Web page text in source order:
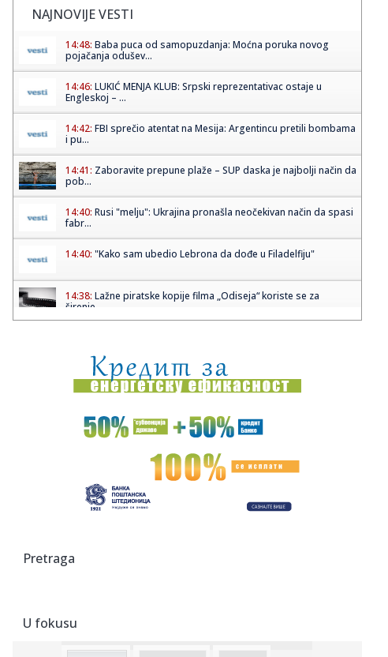
NAJNOVIJE VESTI
14:48: Baba puca od samopuzdanja: Moćna poruka novog
pojačanja odušev...
14:46: LUKIĆ MENJA KLUB: Srpski reprezentativac ostaje u
Engleskoj – ...
14:42: FBI sprečio atentat na Mesija: Argentincu pretili bombama
i pu...
14:41: Zaboravite prepune plaže – SUP daska je najbolji način da
pob...
14:40: Rusi "melju": Ukrajina pronašla neočekivan način da spasi
fabr...
14:40: "Kako sam ubedio Lebrona da dođe u Filadelfiju"
14:38: Lažne piratske kopije filma „Odiseja“ koriste se za
širenje...
14:38:Baba već na promociji "zapalio" navijače: "Ovde sam da
vratim P...
14:35:Poster za film The Mummy zabranjen za spoljno
oglašavanje u Veli...
Hitan sastanak u Nemačkoj; Dron sa eksplozivom koji je
14:25:И опет – Медо, добро дошао у своју ...
14:26:
Pretraga
U fokusu